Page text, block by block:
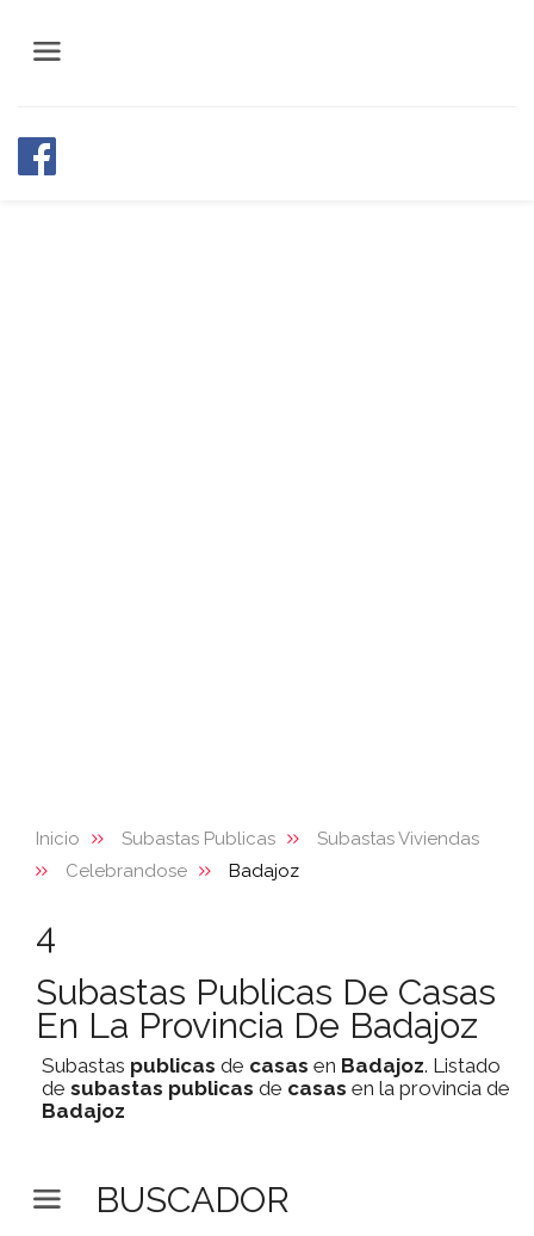
Inicio Subastas Publicas
Subastas Viviendas
Celebrandose
Badajoz
4
Subastas Publicas De Casas
En La Provincia De Badajoz
Subastas publicas de casas en Badajoz. Listado
de subastas publicas de casas en la provincia de
Badajoz
BUSCADOR